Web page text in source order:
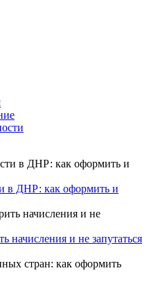
в ДНР: как оформить и
начисления и не запутаться